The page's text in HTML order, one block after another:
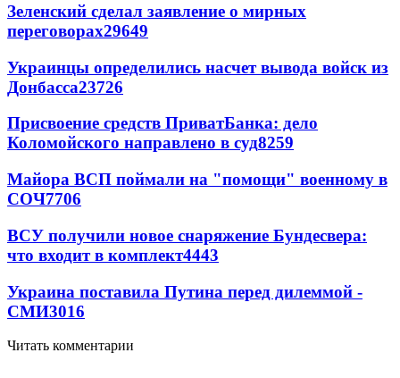
Зеленский сделал заявление о мирных
переговорах29649
Украинцы определились насчет вывода войск из
Донбасса23726
Присвоение средств ПриватБанка: дело
Коломойского направлено в суд8259
Майора ВСП поймали на "помощи" военному в
СОЧ7706
ВСУ получили новое снаряжение Бундесвера:
что входит в комплект4443
Украина поставила Путина перед дилеммой -
СМИ3016
Читать комментарии